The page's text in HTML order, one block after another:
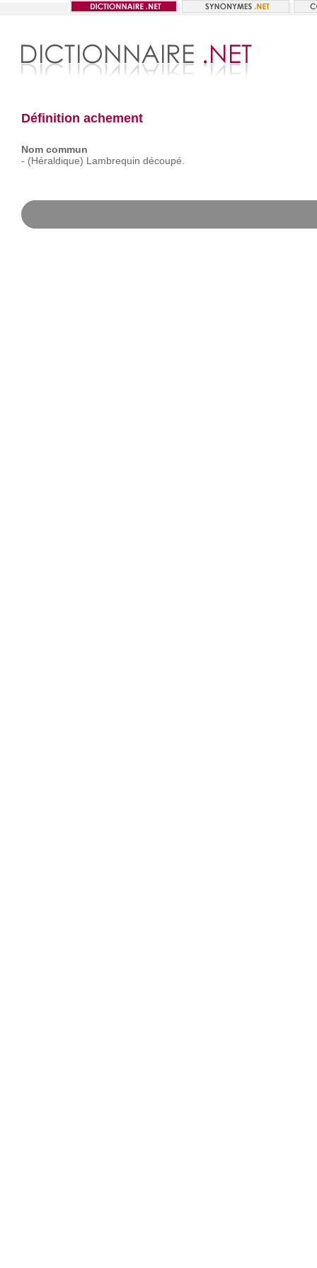
Définition achement
Nom commun
- (Héraldique) Lambrequin découpé.